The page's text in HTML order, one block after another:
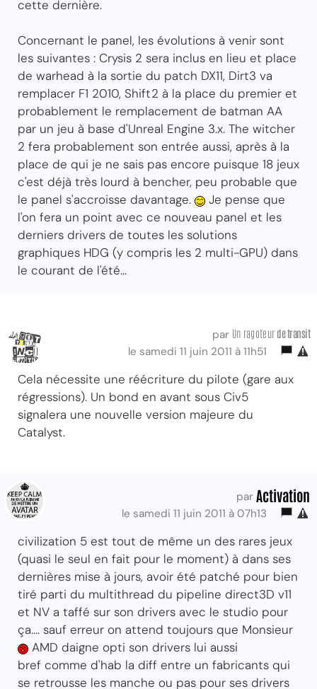
cette dernière.
Concernant le panel, les évolutions à venir sont
les suivantes : Crysis 2 sera inclus en lieu et place
de warhead à la sortie du patch DX11, Dirt3 va
remplacer F1 2010, Shift2 à la place du premier et
probablement le remplacement de batman AA
par un jeu à base d'Unreal Engine 3.x. The witcher
2 fera probablement son entrée aussi, après à la
place de qui je ne sais pas encore puisque 18 jeux
c'est déjà très lourd à bencher, peu probable que
le panel s'accroisse davantage.
Je pense que
l'on fera un point avec ce nouveau panel et les
derniers drivers de toutes les solutions
graphiques HDG (y compris les 2 multi-GPU) dans
le courant de l'été...
par Un ragoteur de transit
le samedi 11 juin 2011 à 11h51
Cela nécessite une réécriture du pilote (gare aux
régressions). Un bond en avant sous Civ5
signalera une nouvelle version majeure du
Catalyst.
par Activation
le samedi 11 juin 2011 à 07h13
civilization 5 est tout de même un des rares jeux
(quasi le seul en fait pour le moment) à dans ses
dernières mise à jours, avoir été patché pour bien
tiré parti du multithread du pipeline direct3D v11
et NV a taffé sur son drivers avec le studio pour
ça.... sauf erreur on attend toujours que Monsieur
AMD daigne opti son drivers lui aussi
bref comme d'hab la diff entre un fabricants qui
se retrousse les manche ou pas pour ses drivers